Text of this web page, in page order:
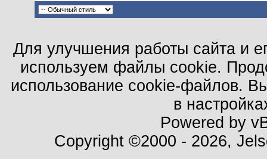
Для улучшения работы сайта и
используем файлы cookie.
использование cookie-файлов.
в
Powered by
Copyright ©2000 - 2026,